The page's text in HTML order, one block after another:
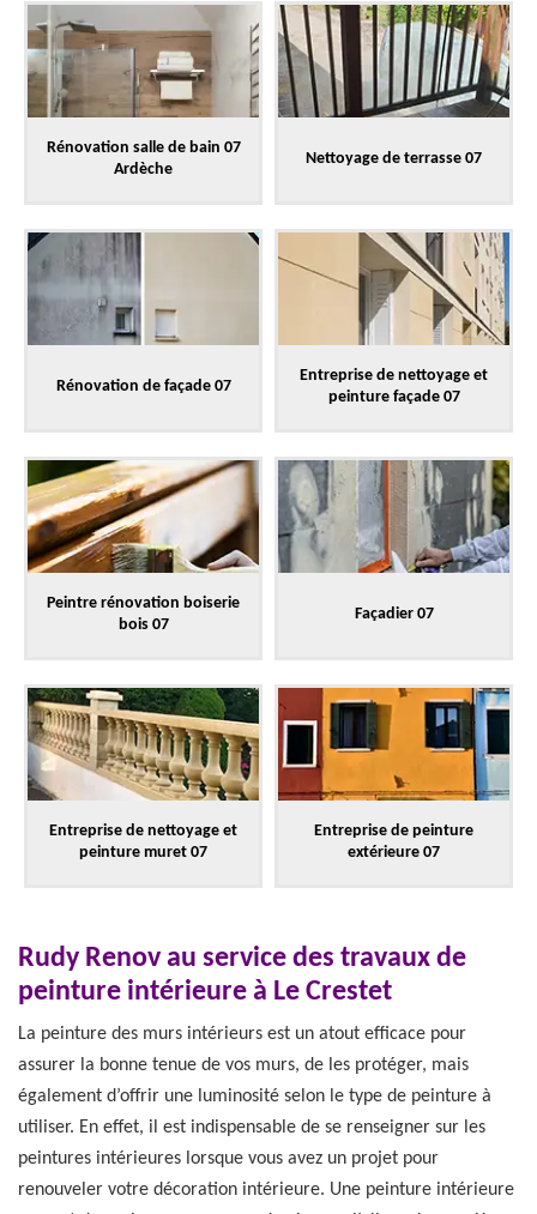
Rénovation salle de bain 07
Ardèche
Nettoyage de terrasse 07
Rénovation de façade 07
Entreprise de nettoyage et
peinture façade 07
Peintre rénovation boiserie
bois 07
Façadier 07
Entreprise de nettoyage et
peinture muret 07
Entreprise de peinture
extérieure 07
Rudy Renov au service des travaux de
peinture intérieure à Le Crestet
La peinture des murs intérieurs est un atout efficace pour
assurer la bonne tenue de vos murs, de les protéger, mais
également d’offrir une luminosité selon le type de peinture à
utiliser. En effet, il est indispensable de se renseigner sur les
peintures intérieures lorsque vous avez un projet pour
renouveler votre décoration intérieure. Une peinture intérieure